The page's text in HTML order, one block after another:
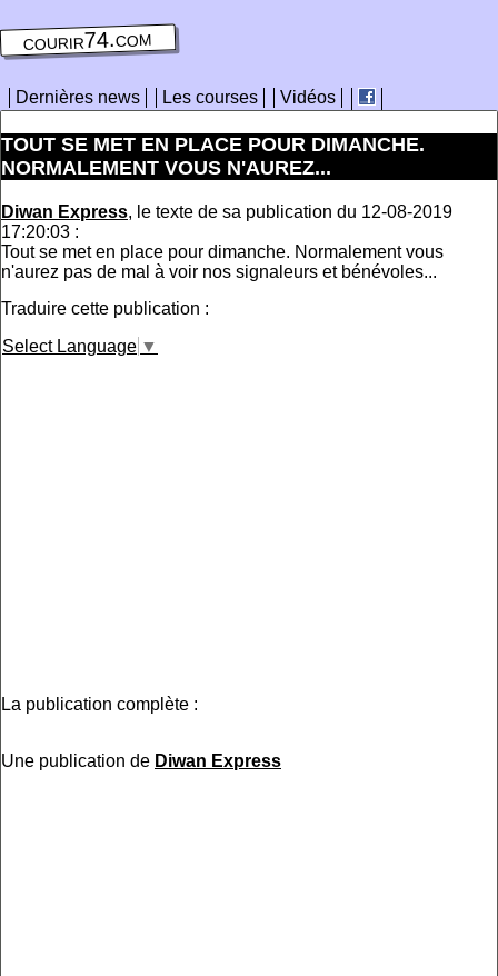
courir74.com
Dernières news Les courses Vidéos
TOUT SE MET EN PLACE POUR DIMANCHE.
NORMALEMENT VOUS N'AUREZ...
Diwan Express, le texte de sa publication du 12-08-2019
17:20:03 :
Tout se met en place pour dimanche. Normalement vous
n'aurez pas de mal à voir nos signaleurs et bénévoles...
Traduire cette publication :
Select Language ▼
La publication complète :
Une publication de Diwan Express